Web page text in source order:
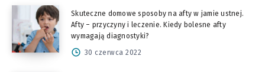
Skuteczne domowe sposoby na afty w jamie ustnej.
Afty – przyczyny i leczenie. Kiedy bolesne afty
wymagają diagnostyki?
30 czerwca 2022